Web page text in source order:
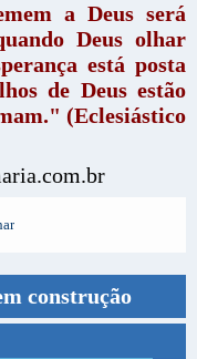
a Deus será
Deus olhar
está posta
de Deus estão
(Eclesiástico
construção